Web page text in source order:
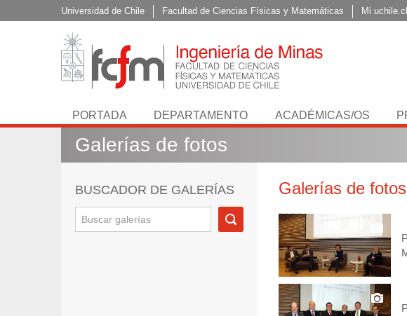
Universidad de Chile Facultad de Ciencias Físicas y Matemáticas Mi uchile.cl
PORTADA DEPARTAMENTO ACADÉMICAS/OS
Galerías de fotos
BUSCADOR DE GALERÍAS Galerías de fotos